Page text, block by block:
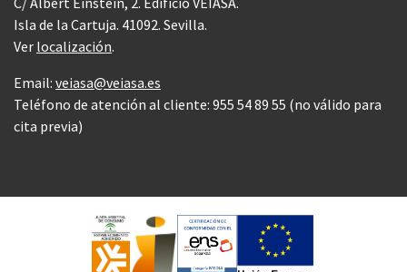
Isla de la Cartuja. 41092. Sevilla.
Ver localización.
Email: veiasa@veiasa.es
Teléfono de atención al cliente: 955 54 89 55 (no válido para
cita previa)